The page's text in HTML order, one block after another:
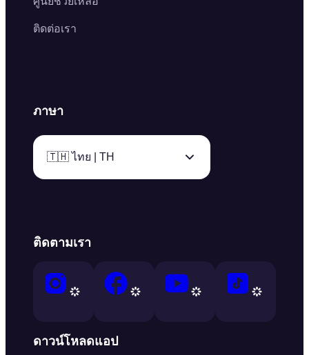
ติดต่อเรา
ภาษา
🇹🇭 ไทย | TH
ติดตามเรา
ดาวน์โหลดแอป